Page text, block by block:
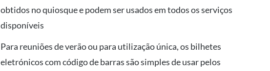
obtidos no quiosque e podem ser usados em todos os serviços
disponíveis
Para reuniões de verão ou para utilização única, os bilhetes
eletrónicos com código de barras são simples de usar pelos